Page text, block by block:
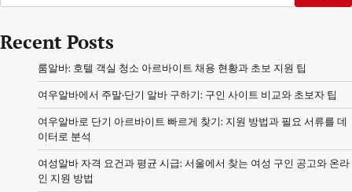
Recent Posts
룸알바: 호텔 객실 청소 아르바이트 채용 현황과 초보 지원 팁
여우알바에서 주말·단기 알바 구하기: 구인 사이트 비교와 초보자 팁
여우알바로 단기 아르바이트 빠르게 찾기: 지원 방법과 필요 서류를 데
이터로 분석
여성알바 자격 요건과 평균 시급: 서울에서 찾는 여성 구인 공고와 온라
인 지원 방법